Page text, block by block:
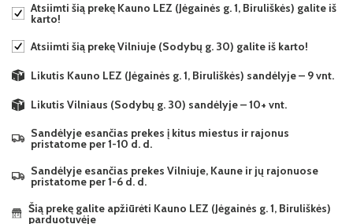
Atsiimti šią prekę Kauno LEZ (Jėgainės g. 1, Biruliškės) galite iš
karto!
Atsiimti šią prekę Vilniuje (Sodybų g. 30) galite iš karto!
Likutis Kauno LEZ (Jėgainės g. 1, Biruliškės) sandėlyje – 9 vnt.
Likutis Vilniaus (Sodybų g. 30) sandėlyje – 10+ vnt.
Sandėlyje esančias prekes į kitus miestus ir rajonus
pristatome per 1-10 d. d.
Sandėlyje esančias prekes Vilniuje, Kaune ir jų rajonuose
pristatome per 1-6 d. d.
Šią prekę galite apžiūrėti Kauno LEZ (Jėgainės g. 1, Biruliškės)
parduotuvėje